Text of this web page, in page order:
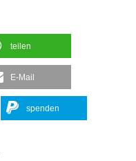
teilen
E-Mail
spenden